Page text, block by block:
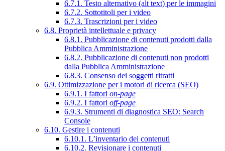
6.7.1. Testo alternativo (alt text) per le immagini
6.7.2. Sottotitoli per i video
6.7.3. Trascrizioni per i video
6.8. Proprietà intellettuale e privacy
6.8.1. Pubblicazione di contenuti prodotti dalla
Pubblica Amministrazione
6.8.2. Pubblicazione di contenuti non prodotti
dalla Pubblica Amministrazione
6.8.3. Consenso dei soggetti ritratti
6.9. Ottimizzazione per i motori di ricerca (SEO)
6.9.1. I fattori on-page
6.9.2. I fattori off-page
6.9.3. Strumenti di diagnostica SEO: Search
Console
6.10. Gestire i contenuti
6.10.1. L’inventario dei contenuti
6.10.2. Revisionare i contenuti